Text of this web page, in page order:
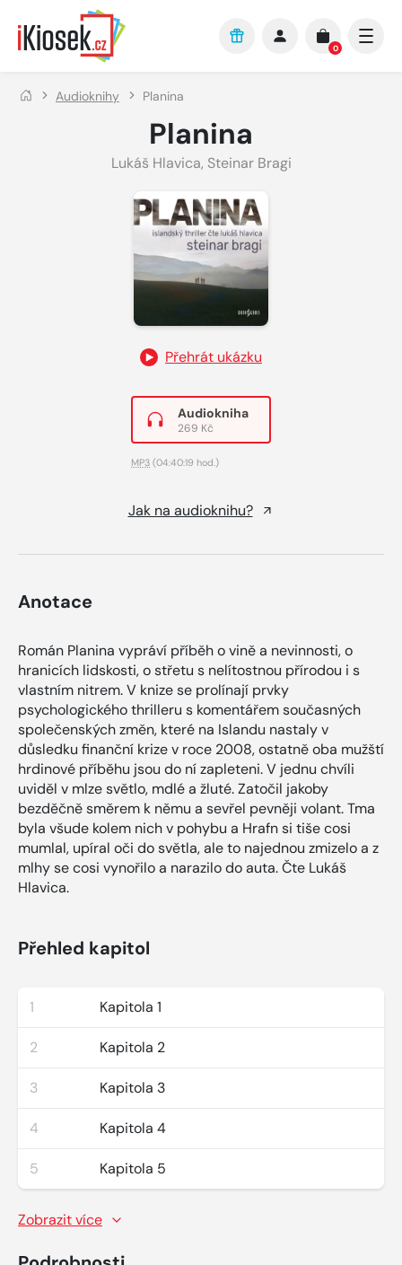
Přejít na hlavní obsah
0
Audioknihy Planina
Planina
Lukáš Hlavica, Steinar Bragi
Přehrát ukázku
Audiokniha
269 Kč
MP3 (04:40:19 hod.)
Jak na audioknihu?
Anotace
Román Planina vypráví příběh o vině a nevinnosti, o
hranicích lidskosti, o střetu s nelítostnou přírodou i s
vlastním nitrem. V knize se prolínají prvky
psychologického thrilleru s komentářem současných
společenských změn, které na Islandu nastaly v
důsledku finanční krize v roce 2008, ostatně oba mužští
hrdinové příběhu jsou do ní zapleteni. V jednu chvíli
uviděl v mlze světlo, mdlé a žluté. Zatočil jakoby
bezděčně směrem k němu a sevřel pevněji volant. Tma
byla všude kolem nich v pohybu a Hrafn si tiše cosi
mumlal, upíral oči do světla, ale to najednou zmizelo a z
mlhy se cosi vynořilo a narazilo do auta. Čte Lukáš
Hlavica.
Přehled kapitol
1 Kapitola 1
2 Kapitola 2
3 Kapitola 3
4 Kapitola 4
5 Kapitola 5
Zobrazit více